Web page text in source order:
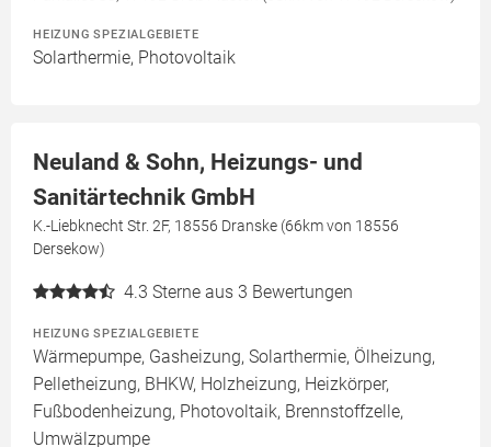
HEIZUNG SPEZIALGEBIETE
Solarthermie, Photovoltaik
Neuland & Sohn, Heizungs- und
Sanitärtechnik GmbH
K.-Liebknecht Str. 2F, 18556 Dranske (66km von 18556
Dersekow)
4.3 Sterne aus 3 Bewertungen
HEIZUNG SPEZIALGEBIETE
Wärmepumpe, Gasheizung, Solarthermie, Ölheizung,
Pelletheizung, BHKW, Holzheizung, Heizkörper,
Fußbodenheizung, Photovoltaik, Brennstoffzelle,
Umwälzpumpe